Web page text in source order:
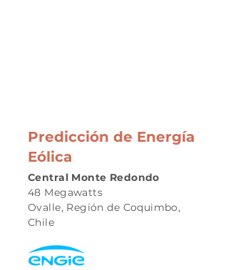
Predicción de Energía
Eólica
Central Monte Redondo
48 Megawatts
Ovalle, Región de Coquimbo,
Chile